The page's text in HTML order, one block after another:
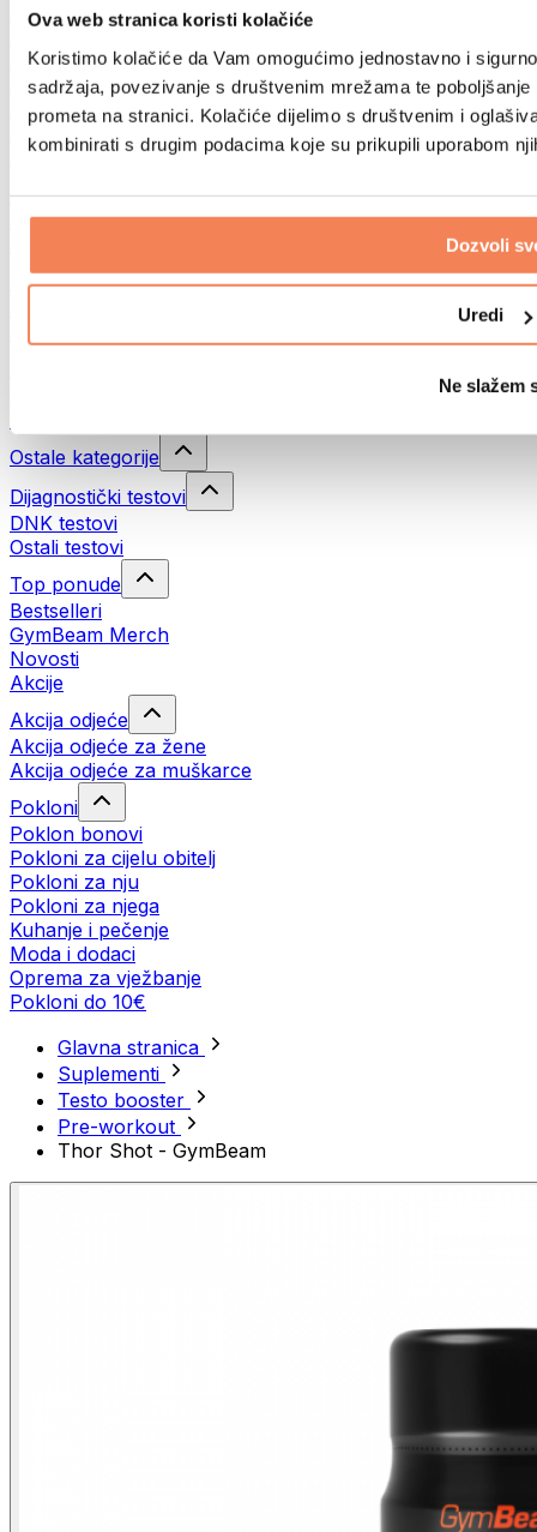
Ova web stranica koristi kolačiće
Koristimo kolačiće da Vam omogućimo jednostavno i
sadržaja, povezivanje s društvenim mrežama te
prometa na stranici. Kolačiće dijelimo s društvenim i
kombinirati s drugim podacima koje su prikupili uporabom
Dozvoli
Uredi
Ne slažem
Trčanje
Biciklizam
Joga i pilates
Kupanje hladnom vodom
Plivanje
Planinarenje
Biohacking
Terapija crvenim svjetlom
Eko kućanstvo
Ostale kategorije
Dijagnostički testovi
DNK testovi
Ostali testovi
Top ponude
Bestselleri
GymBeam Merch
Novosti
Akcije
Akcija odjeće
Akcija odjeće za žene
Akcija odjeće za muškarce
Pokloni
Poklon bonovi
Pokloni za cijelu obitelj
Pokloni za nju
Pokloni za njega
Kuhanje i pečenje
Moda i dodaci
Oprema za vježbanje
Pokloni do 10€
Glavna stranica
Suplementi
Testo booster
Pre-workout
Thor Shot - GymBeam